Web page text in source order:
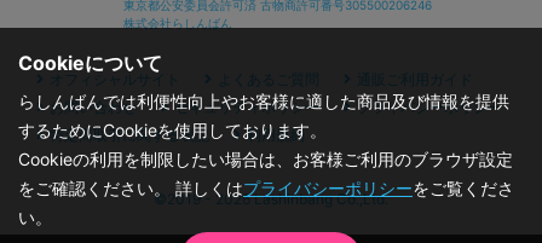
東京都公安委員会許可済 古物商許可番号305500206246
株式会社らしんばん
オフィシャルサイト よくあるご質問
通販ご利用ガイド
お問い合わせ
セキュリティポリシー
プライバシーポリシー
特定商取引に関する表記
利用規約
©2019 - 2026 Lashinbang Co.,Ltd.
Cookieについて
らしんばんでは利便性向上やお客様に適した商品及び情報を提供
するためにCookieを使用しております。
Cookieの利用を制限したい場合は、お客様ご利用のブラウザ設定
をご確認ください。 詳しくはプライバシーポリシーをご覧くださ
い。